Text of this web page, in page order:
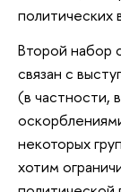
политических
Второй набор
связан с
(в частности,
некоторых
хотим